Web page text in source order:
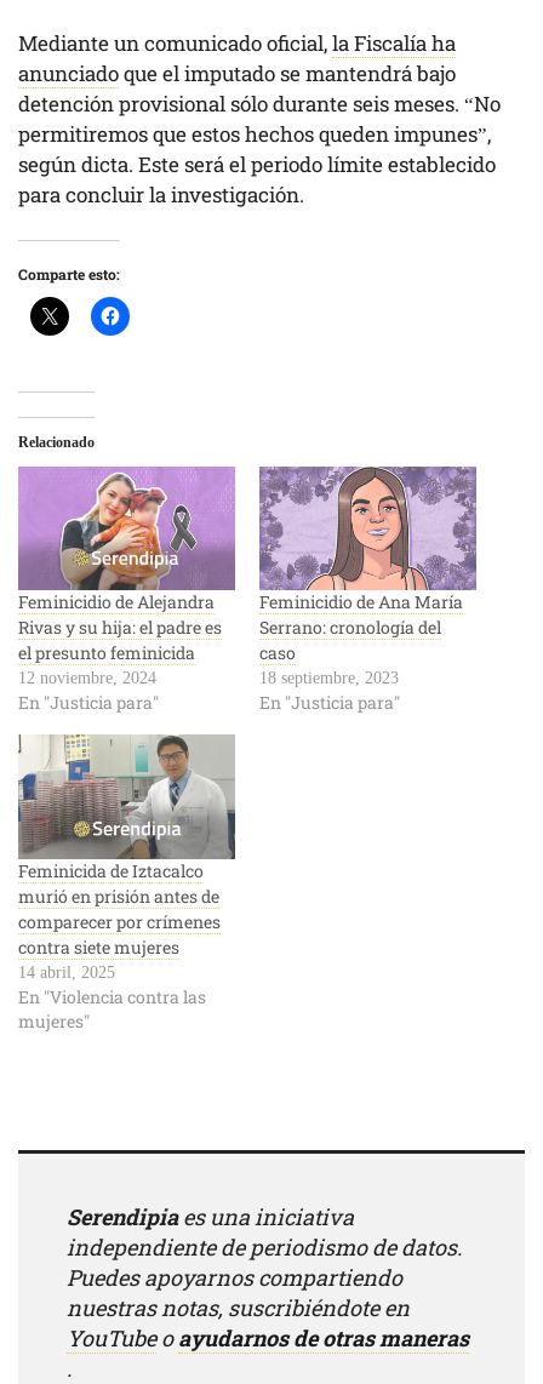
Mediante un comunicado oficial,la Fiscalía ha
anunciadoque el imputado se mantendrá bajo
detención provisional sólo durante seis meses. “No
permitiremos que estos hechos queden impunes”,
según dicta. Este será el periodo límite establecido
para concluir la investigación.
Comparte esto:
Relacionado
Feminicidio de Alejandra
Rivas y su hija: el padre es
el presunto feminicida
12 noviembre, 2024
En "Justicia para"
Feminicidio de Ana María
Serrano: cronología del
caso
18 septiembre, 2023
En "Justicia para"
Feminicida de Iztacalco
murió en prisión antes de
comparecer por crímenes
contra siete mujeres
14 abril, 2025
En "Violencia contra las
mujeres"
Serendipiaes una iniciativa
independiente de periodismo de datos.
Puedes apoyarnos compartiendo
nuestras notas, suscribiéndote en
YouTubeoayudarnos de otras maneras
.